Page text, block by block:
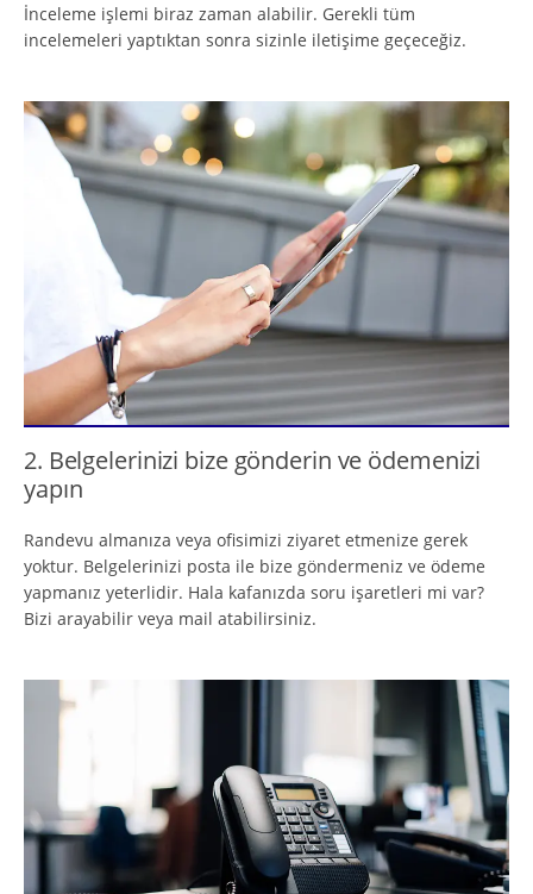
İnceleme işlemi biraz zaman alabilir. Gerekli tüm
incelemeleri yaptıktan sonra sizinle iletişime geçeceğiz.
2. Belgelerinizi bize gönderin ve ödemenizi
yapın
Randevu almanıza veya ofisimizi ziyaret etmenize gerek
yoktur. Belgelerinizi posta ile bize göndermeniz ve ödeme
yapmanız yeterlidir. Hala kafanızda soru işaretleri mi var?
Bizi arayabilir veya mail atabilirsiniz.